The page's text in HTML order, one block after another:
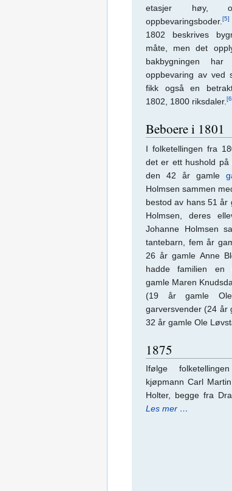
etasjer høy,
oppbevaringsboder. [5]
1802 beskrives
måte, men det
bakbygningen
oppbevaring av ved
fikk også en
1802, 1800 riksdaler.
Beboere i 1801
I folketellingen fra
det er ett hushold på
den 42 år gamle
Holmsen sammen
bestod av hans 51 år
Holmsen, deres
Johanne Holmsen
tantebarn, fem år
26 år gamle Anne
hadde familien en
gamle Maren
(19 år gamle
garversvender (24 år
32 år gamle Ole
1875
Ifølge
kjøpmann Carl
Holter, begge fra
Les mer …